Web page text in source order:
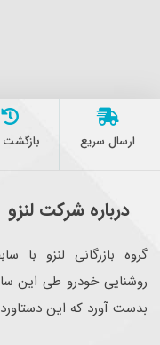
ارسال سریع
درباره شرکت لنزو
گروه بازرگانی لنزو با
روشنایی خودرو طی این
بدست آورد که این